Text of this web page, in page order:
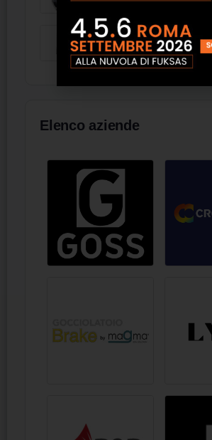
Wakol Z 680 livellante-mega,
polverosità ridotta
Elenco aziende